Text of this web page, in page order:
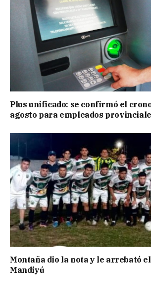
Plus unificado: se confirmó el
agosto para empleados
Montaña dio la nota y le arrebató
Mandiyú